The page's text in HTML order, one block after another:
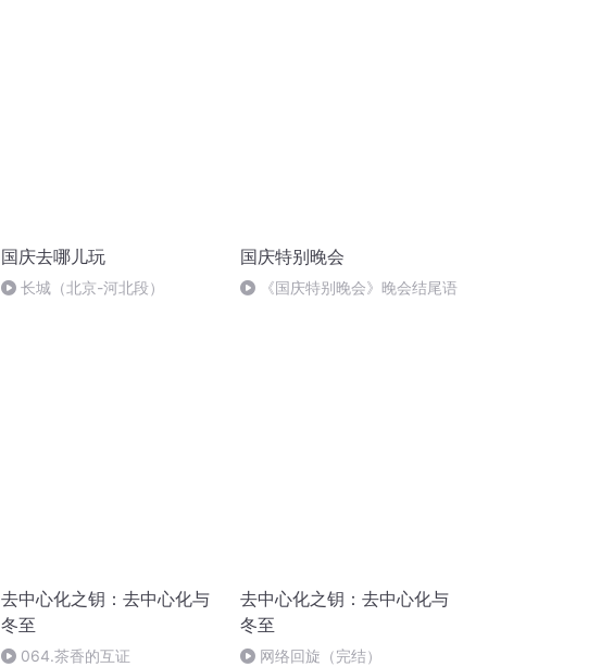
国庆去哪儿玩
长城（北京-河北段）
国庆特别晚会
《国庆特别晚会》晚会结尾语
去中心化之钥：去中心化与
冬至
064.茶香的互证
去中心化之钥：去中心化与
冬至
网络回旋（完结）